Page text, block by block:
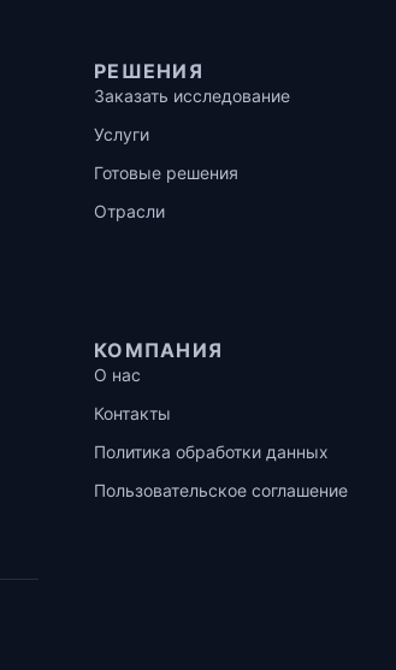
РЕШЕНИЯ
Заказать исследование
Услуги
Готовые решения
Отрасли
КОМПАНИЯ
О нас
Контакты
Политика обработки данных
Пользовательское соглашение